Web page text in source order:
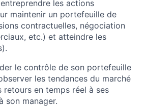
les actions
maintenir un portefeuille de
contractuelles, négociation
etc.) et atteindre les
le contrôle de son portefeuille
les tendances du marché
retours en temps réel à ses
son manager.